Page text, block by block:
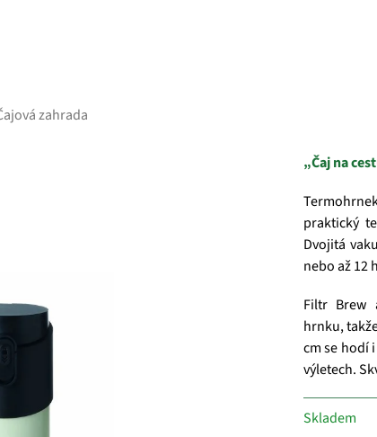
zahrada
Skladem
„Čaj na
praktický
Dvojitá
nebo až 12
Filtr Brew
hrnku,
cm se hodí
výletech.